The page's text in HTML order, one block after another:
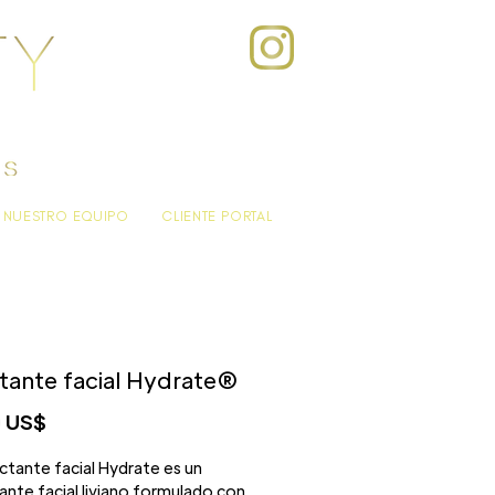
NUESTRO EQUIPO CLIENTE PORTAL
facial Hydrate®
facial Hydrate es un
facial liviano formulado con